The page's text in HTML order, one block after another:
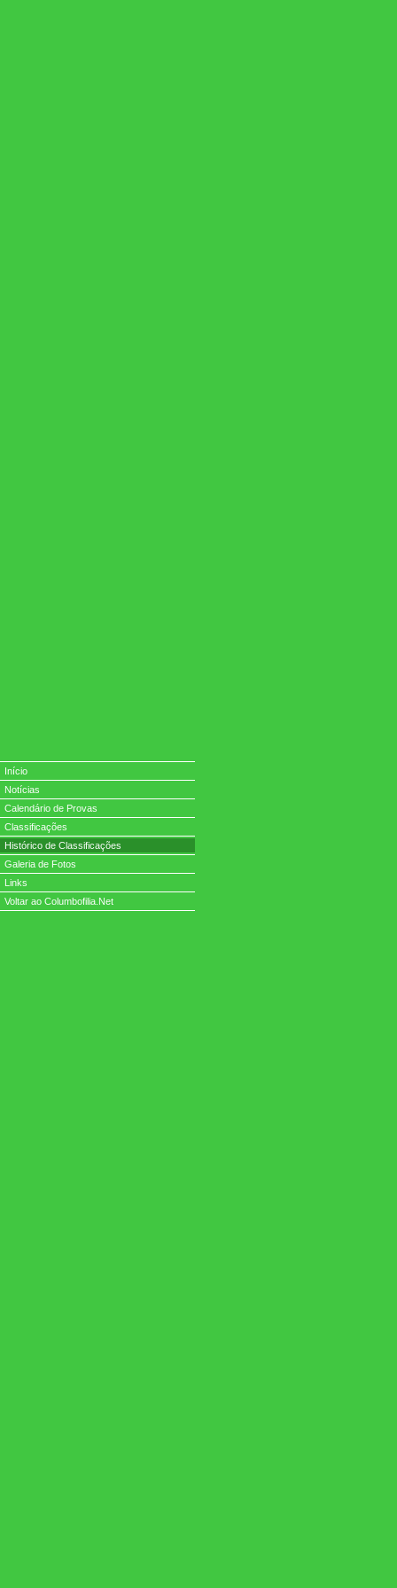
Início
Notícias
Calendário de Provas
Classificações
Histórico de Classificações
Galeria de Fotos
Links
Voltar ao Columbofilia.Net